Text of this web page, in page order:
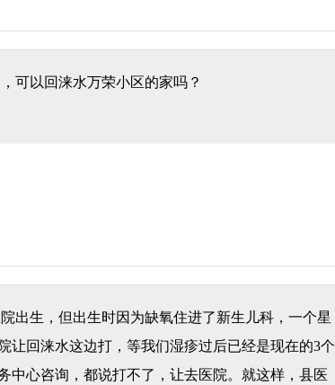
可以回涞水万荣小区的家吗？
出生，但出生时因为缺氧住进了新生儿科，一个星
让回涞水这边打，等我们湿疹过后已经是现在的3个
中心咨询，都说打不了，让去医院。就这样，县医